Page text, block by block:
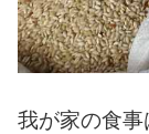
我が家の食